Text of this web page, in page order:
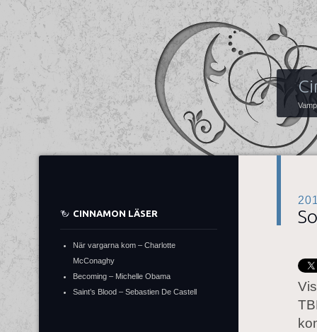
CINNAMON LÄSER
När vargarna kom – Charlotte
McConaghy
Becoming – Michelle Obama
Saint’s Blood – Sebastien De Castell